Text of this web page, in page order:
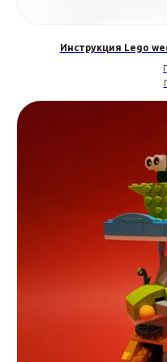
Инструкция Lego